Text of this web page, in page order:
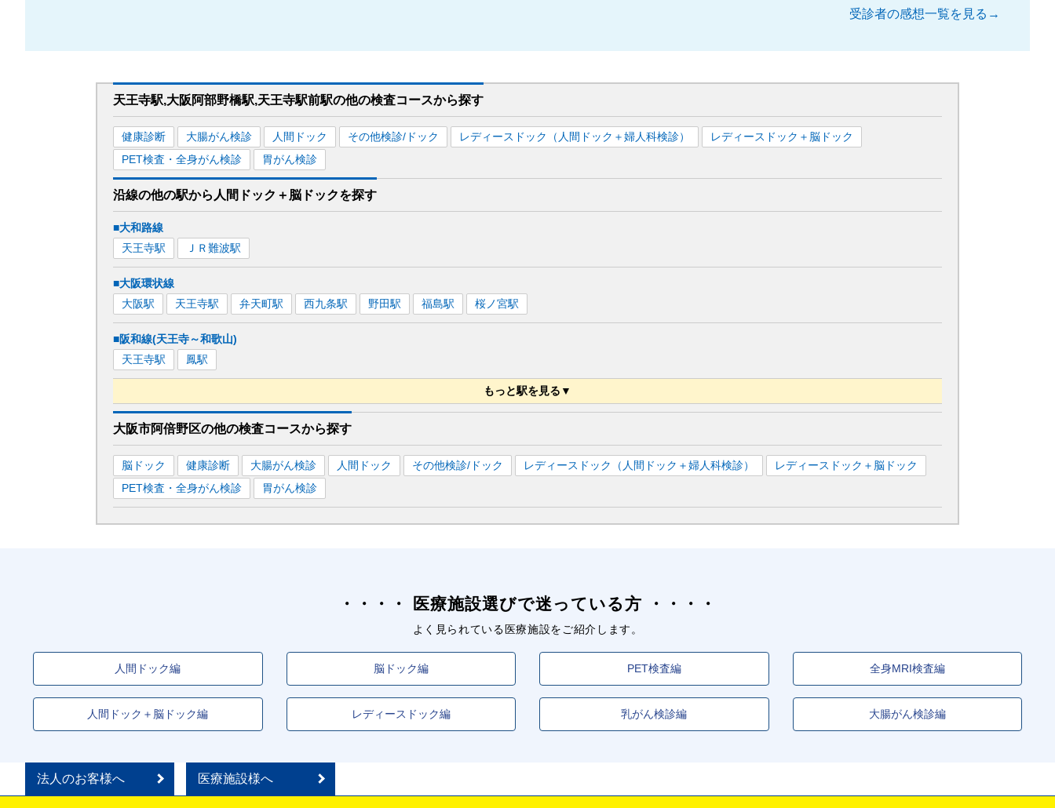
受診者の感想一覧を見る→
天王寺駅,大阪阿部野橋駅,天王寺駅前駅の他の検査コースから探す
健康診断 大腸がん検診 人間ドック その他検診/ドック レディースドック（人間ドック＋婦人科検診）
レディースドック＋脳ドック
PET検査・全身がん検診
胃がん検診
沿線の他の駅から 人間ドック＋脳ドックを探す
■大和路線
天王寺駅 ＪＲ難波駅
■大阪環状線
大阪駅 天王寺駅 弁天町駅 西九条駅 野田駅 福島駅 桜ノ宮駅
■阪和線(天王寺～和歌山)
天王寺駅 鳳駅
もっと駅を見る▼
■近鉄南大阪線
大阪阿部野橋駅
■大阪メトロ御堂筋線
大阪市阿倍野区の他の検査コースから探す
脳ドック 健康診断 大腸がん検診 人間ドック その他検診/ドック レディースドック（人間ドック＋婦人科検診）
レディースドック＋脳ドック
PET検査・全身がん検診
胃がん検診
医療施設選びで迷っている方
よく見られている医療施設をご紹介します。
人間ドック編 脳ドック編 PET検査編 全身MRI検査編
人間ドック＋脳ドック編 レディースドック編 乳がん検診編 大腸がん検診編
法人のお客様へ 医療施設様へ